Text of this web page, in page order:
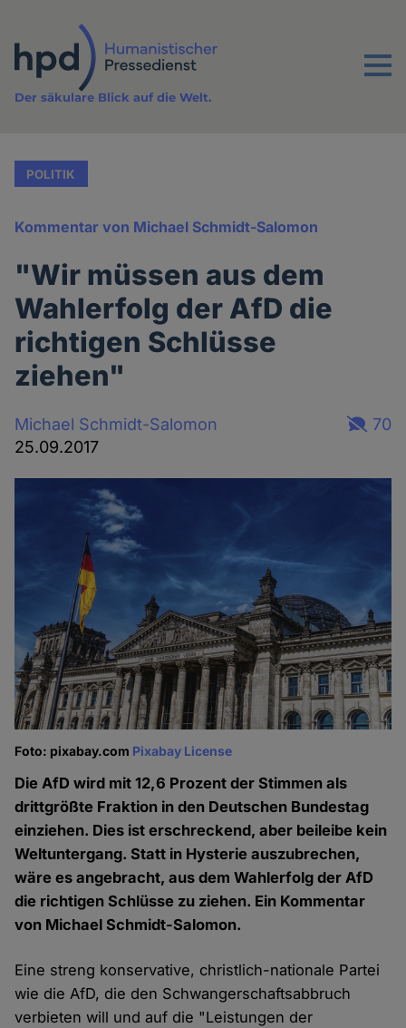
Inhalt
Menu
Der säkulare Blick auf die Welt.
POLITIK
Kommentar von Michael Schmidt-Salomon
"Wir müssen aus dem
Wahlerfolg der AfD die
richtigen Schlüsse
ziehen"
Michael Schmidt-Salomon
25.09.2017
70
Foto: pixabay.com Pixabay License
Die AfD wird mit 12,6 Prozent der Stimmen als
drittgrößte Fraktion in den Deutschen Bundestag
einziehen. Dies ist erschreckend, aber beileibe kein
Weltuntergang. Statt in Hysterie auszubrechen,
wäre es angebracht, aus dem Wahlerfolg der AfD
die richtigen Schlüsse zu ziehen. Ein Kommentar
von Michael Schmidt-Salomon.
Eine streng konservative, christlich-nationale Partei
wie die AfD, die den Schwangerschaftsabbruch
verbieten will und auf die "Leistungen der